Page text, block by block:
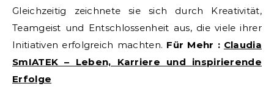
Gleichzeitig zeichnete sie sich durch Kreativität,
Teamgeist und Entschlossenheit aus, die viele ihrer
Initiativen erfolgreich machten. Für Mehr : Claudia
SmIATEK – Leben, Karriere und inspirierende
Erfolge